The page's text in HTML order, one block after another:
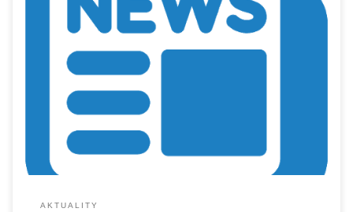
Rozpis státních závěrečných zkoušek na Ústavu přístrojové a řídicí
AKTUALITY